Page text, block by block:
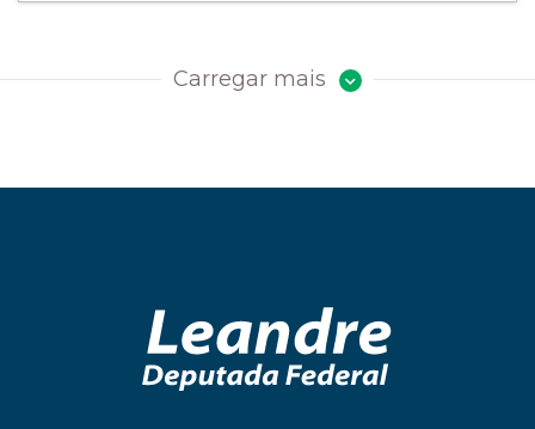
Carregar mais